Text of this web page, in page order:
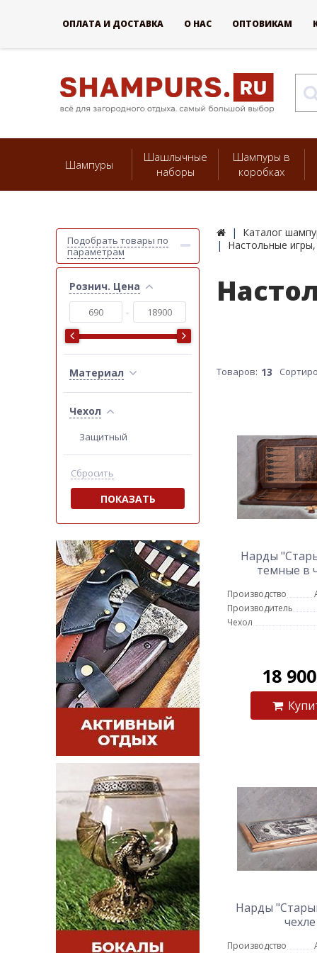
Шампуры
Шашлычные
наборы
Шампуры в
коробках
Подобрать товары по
параметрам
Рознич. Цена
Материал
Чехол
Защитный
Сбросить
ПОКАЗАТЬ
Каталог
Настольные
Товаров: 13
Нарды
темные в
Производство
Производитель
Чехол
18 900
Нарды
чехле
Производство
ОПЛАТА И ДОСТАВКА О НАС ОПТОВИКАМ